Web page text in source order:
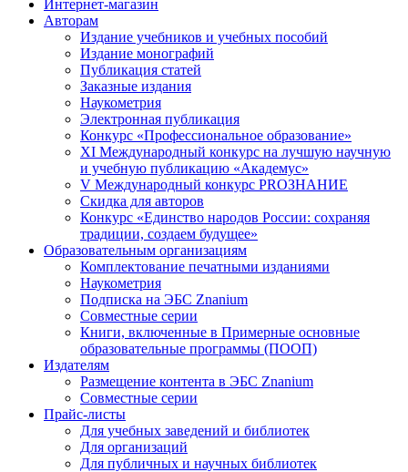
Интернет-магазин
Авторам
Издание учебников и учебных пособий
Издание монографий
Публикация статей
Заказные издания
Наукометрия
Электронная публикация
Конкурс «Профессиональное образование»
XI Международный конкурс на лучшую научную
и учебную публикацию «Академус»
V Международный конкурс PROЗНАНИЕ
Скидка для авторов
Конкурс «Единство народов России: сохраняя
традиции, создаем будущее»
Образовательным организациям
Комплектование печатными изданиями
Наукометрия
Подписка на ЭБС Znanium
Совместные серии
Книги, включенные в Примерные основные
образовательные программы (ПООП)
Издателям
Размещение контента в ЭБС Znanium
Совместные серии
Прайс-листы
Для учебных заведений и библиотек
Для организаций
Для публичных и научных библиотек